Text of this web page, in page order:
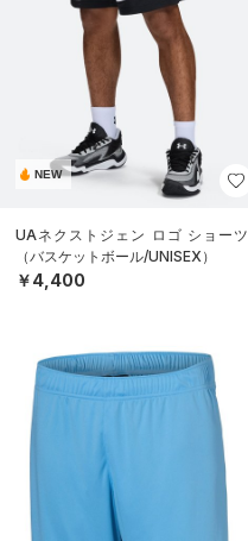
NEW
UAネクストジェン ロゴ ショーツ
（バスケットボール/UNISEX）
￥4,400